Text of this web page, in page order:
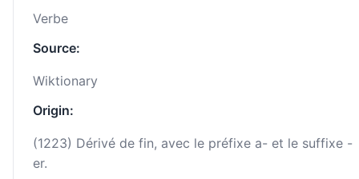
Verbe
Source:
Wiktionary
Origin:
(1223) Dérivé de fin, avec le préfixe a- et le suffixe -
er.